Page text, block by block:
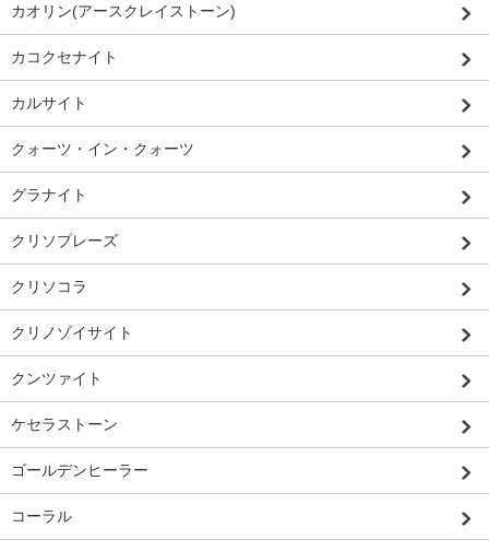
カオリン(アースクレイストーン)
カコクセナイト
カルサイト
クォーツ・イン・クォーツ
グラナイト
クリソプレーズ
クリソコラ
クリノゾイサイト
クンツァイト
ケセラストーン
ゴールデンヒーラー
コーラル